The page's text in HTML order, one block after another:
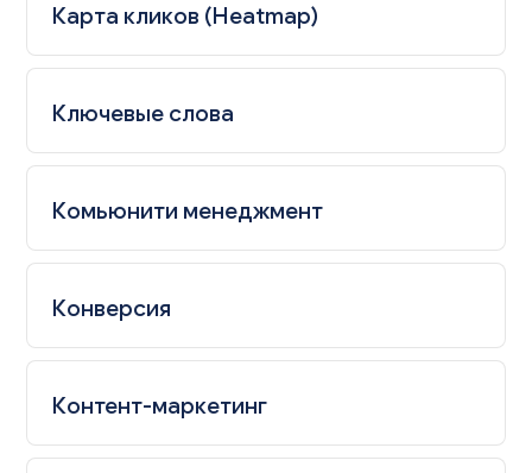
Карта кликов (Heatmap)
Ключевые слова
Комьюнити менеджмент
Конверсия
Контент-маркетинг